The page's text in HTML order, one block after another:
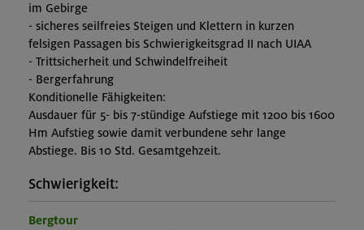
im Gebirge
- sicheres seilfreies Steigen und Klettern in kurzen
felsigen Passagen bis Schwierigkeitsgrad II nach UIAA
- Trittsicherheit und Schwindelfreiheit
- Bergerfahrung
Konditionelle Fähigkeiten:
Ausdauer für 5- bis 7-stündige Aufstiege mit 1200 bis 1600
Hm Aufstieg sowie damit verbundene sehr lange
Abstiege. Bis 10 Std. Gesamtgehzeit.
Schwierigkeit:
Bergtour